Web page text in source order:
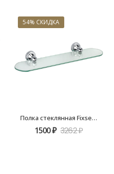
54% СКИДКА
Полка стеклянная Fixsen Style FX-41103
1500₽ 3262₽